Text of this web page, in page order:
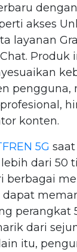
akses
layanan
Produk
pengguna,
konten.
5G
dari 50
berbagai
perangkat
dari
itu,